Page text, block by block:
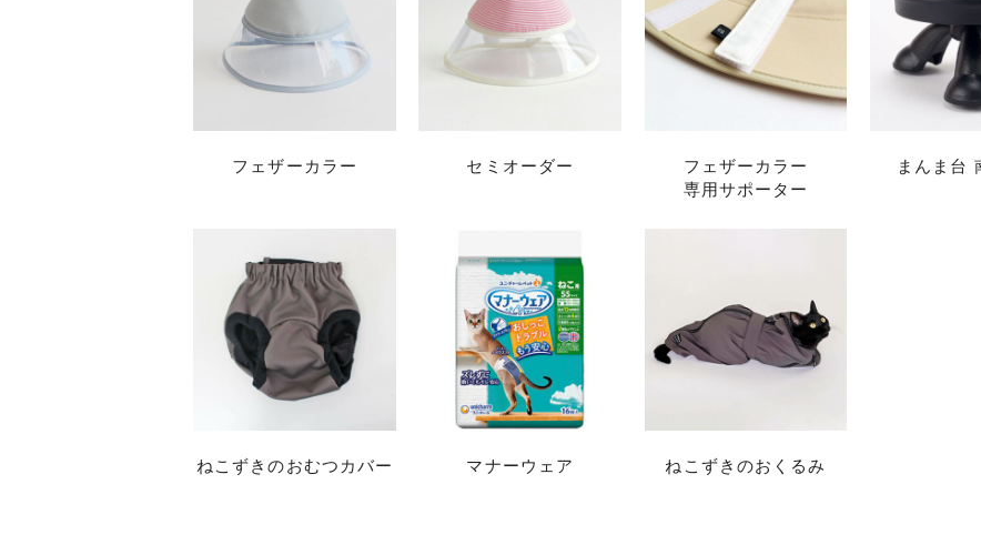
フェザーカラー セミオーダー
フェザーカラー
専用サポーター
まんま台
ねこずきのおむつカバー マナーウェア ねこずきのおくるみ